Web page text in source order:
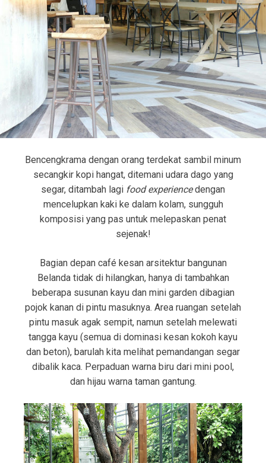
Bencengkrama dengan orang terdekat sambil minum
secangkir kopi hangat, ditemani udara dago yang
segar, ditambah lagi food experiencedengan
mencelupkan kaki ke dalam kolam, sungguh
komposisi yang pas untuk melepaskan penat
sejenak!
Bagian depan café kesan arsitektur bangunan
Belanda tidak di hilangkan, hanya di tambahkan
beberapa susunan kayu dan mini garden dibagian
pojok kanan di pintu masuknya. Area ruangan setelah
pintu masuk agak sempit, namun setelah melewati
tangga kayu (semua di dominasi kesan kokoh kayu
dan beton), barulah kita melihat pemandangan segar
dibalik kaca. Perpaduan warna biru dari mini pool,
dan hijau warna taman gantung.